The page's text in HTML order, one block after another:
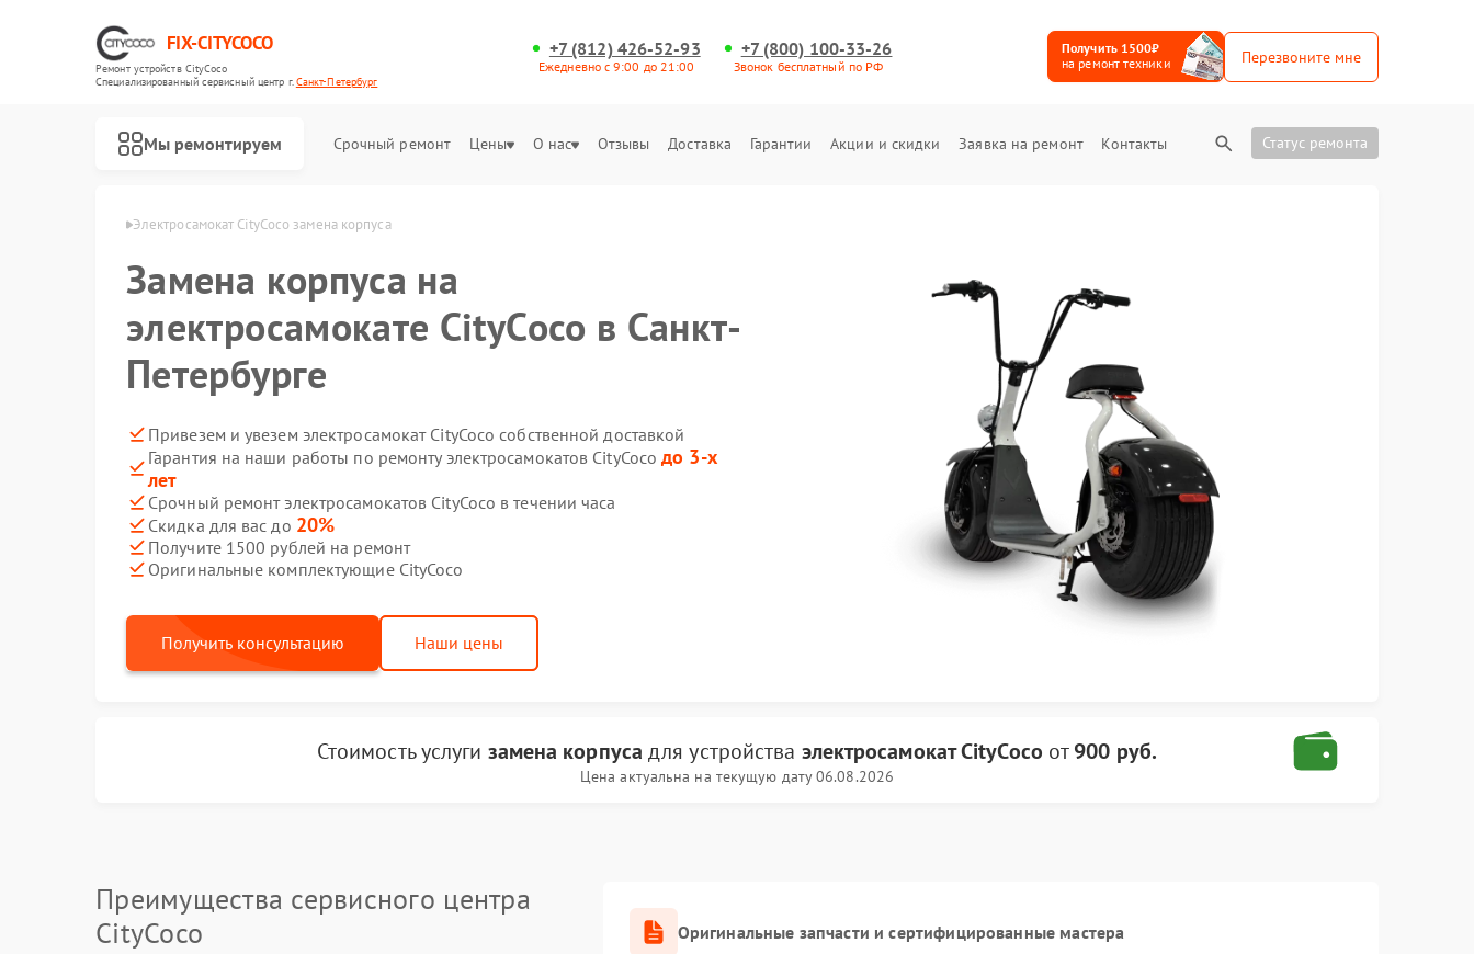
FIX-CITYCOCO
Ремонт устройств CityCoco
Специализированный cервисный центр г.Санкт-Петербург
+7 (812) 426-52-93
Ежедневно с 9:00 до 21:00
+7 (800) 100-33-26
Звонок бесплатный по РФ
Получить 1500₽
на ремонт техники
Перезвоните мне
Мы ремонтируем Срочный ремонт Цены О нас Отзывы Доставка Гарантии Акции и скидки Заявка на ремонт Контакты Статус ремонта
Электросамокат CityCoco замена корпуса
Замена корпуса на
электросамокате CityCoco в Санкт-
Петербурге
Привезем и увезем электросамокат CityCoco собственной доставкой
Гарантия на наши работы по ремонту электросамокатов CityCocoдо 3-х
лет
Срочный ремонт электросамокатов CityCoco в течении часа
Скидка для вас до 20%
Получите 1500 рублей на ремонт
Оригинальные комплектующие CityCoco
Получить консультацию Наши цены
Стоимость услуги замена корпуса для устройства электросамокат CityCoco от900 руб.
Цена актуальна на текущую дату 06.08.2026
Преимущества сервисного центра
CityCoco
Оригинальные запчасти и сертифицированные мастера